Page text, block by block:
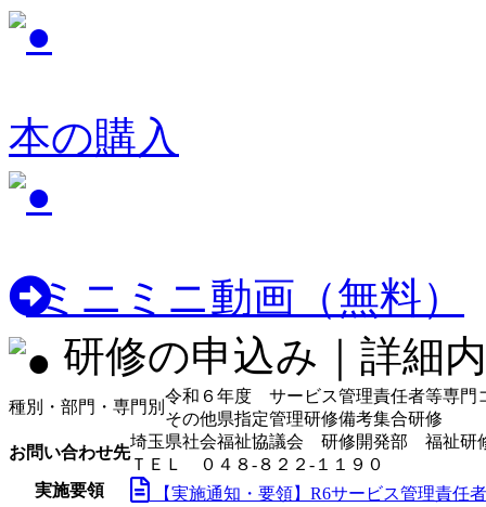
本の購入
ミニミニ動画（無料）
研修の申込み｜詳細
種別・部門・専門別
令和６年度 サービス管理責任者等専門
その他県指定管理研修備考集合研修
お問い合わせ先
埼玉県社会福祉協議会 研修開発部 福祉研
ＴＥＬ ０４８-８２２-１１９０
実施要領
【実施通知・要領】R6サービス管理責任